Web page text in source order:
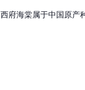
西府海棠属于中国原产